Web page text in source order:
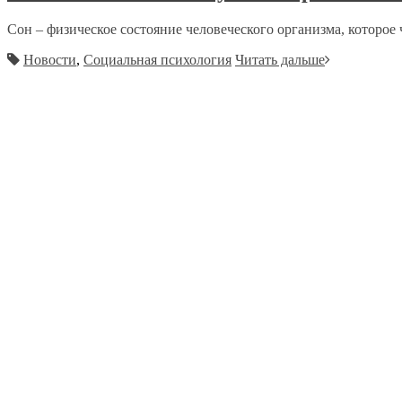
Сон – физическое состояние человеческого организма, которое
Новости, Социальная психология Читать дальше